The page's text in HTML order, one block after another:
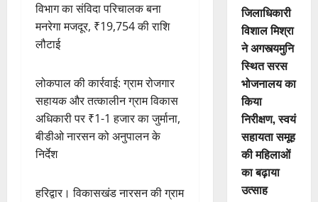
विभाग का संविदा परिचालक बना
मनरेगा मजदूर, ₹19,754 की राशि
लौटाई
लोकपाल की कार्रवाई: ग्राम रोजगार
सहायक और तत्कालीन ग्राम विकास
अधिकारी पर ₹1-1 हजार का जुर्माना,
बीडीओ नारसन को अनुपालन के
निर्देश
हरिद्वार। विकासखंड नारसन की ग्राम
जिलाधिकारी
विशाल मिश्रा
ने अगस्त्यमुनि
स्थित सरस
भोजनालय का
किया
निरीक्षण, स्वयं
सहायता समूह
की महिलाओं
का बढ़ाया
उत्साह